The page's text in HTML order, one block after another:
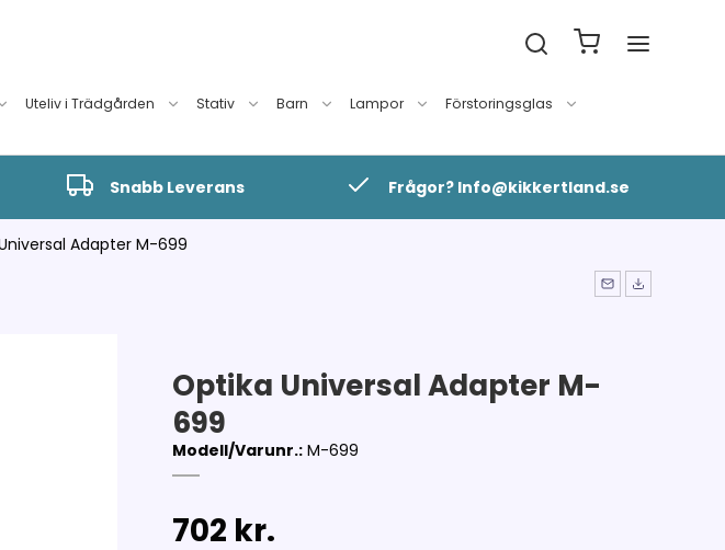
Uteliv i Trädgården Stativ Barn Lampor
Förstoringsglas
Snabb Leverans Frågor? Info@kikkertland.se
Adapter M-699
Optika Universal Adapter M-
699
Modell/Varunr.: M-699
702 kr.